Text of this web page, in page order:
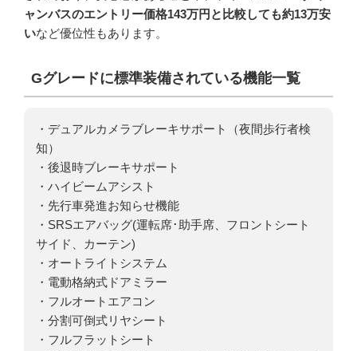
ャンバスのエントリー価格143万円と比較しても約13万安
いなど優位性もあります。
Gグレードに標準装備されている機能一覧
・デュアルカメラブレーキサポート（夜間歩行者検
知）
・後退時ブレーキサポート
・ハイビームアシスト
・先行車発進お知らせ機能
・SRSエアバッグ(運転席･助手席、フロントシート
サイド、カーテン)
・オートライトシステム
・電動格納式ドアミラー
・フルオートエアコン
・分割可倒式リヤシート
・フルフラットシート